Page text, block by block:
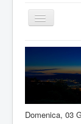
Cambia
navigazione
Home
Territorio
Eventi
Domenica, 03